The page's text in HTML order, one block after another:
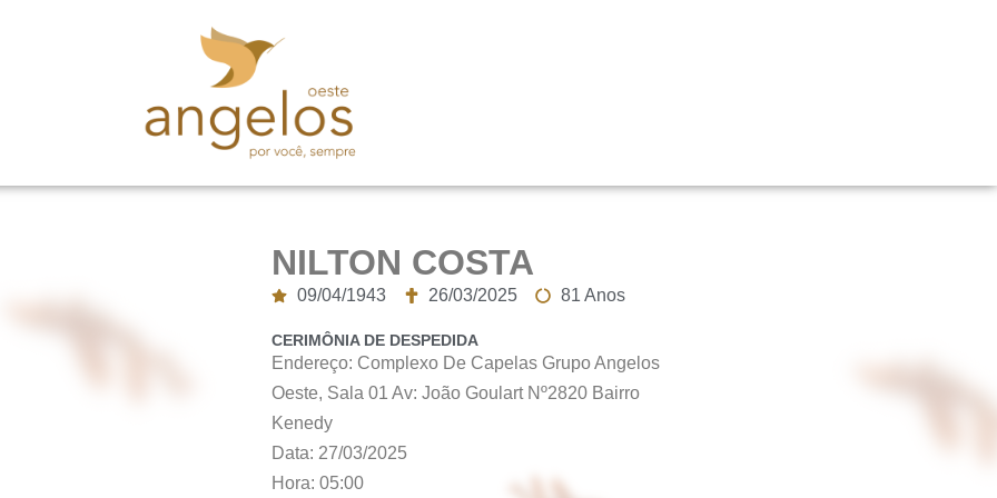
NILTON COSTA
09/04/1943 26/03/2025 81 Anos
CERIMÔNIA DE DESPEDIDA
Endereço: Complexo De Capelas Grupo Angelos
Oeste, Sala 01 Av: João Goulart Nº2820 Bairro
Kenedy
Data: 27/03/2025
Hora: 05:00